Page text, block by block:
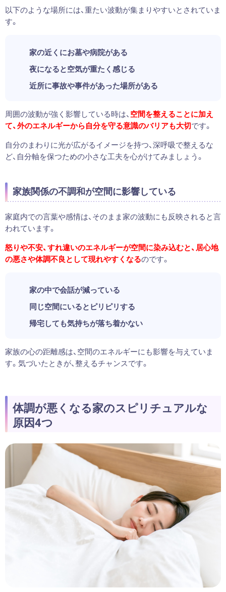
以下のような場所には、重たい波動が集まりやすいとされていま
す。
家の近くにお墓や病院がある
夜になると空気が重たく感じる
近所に事故や事件があった場所がある
周囲の波動が強く影響している時は、空間を整えることに加え
て、外のエネルギーから自分を守る意識のバリアも大切です。
自分のまわりに光が広がるイメージを持つ、深呼吸で整えるな
ど、自分軸を保つための小さな工夫を心がけてみましょう。
家族関係の不調和が空間に影響している
家庭内での言葉や感情は、そのまま家の波動にも反映されると言
われています。
怒りや不安、すれ違いのエネルギーが空間に染み込むと、居心地
の悪さや体調不良として現れやすくなるのです。
家の中で会話が減っている
同じ空間にいるとピリピリする
帰宅しても気持ちが落ち着かない
家族の心の距離感は、空間のエネルギーにも影響を与えていま
す。気づいたときが、整えるチャンスです。
体調が悪くなる家のスピリチュアルな
原因4つ